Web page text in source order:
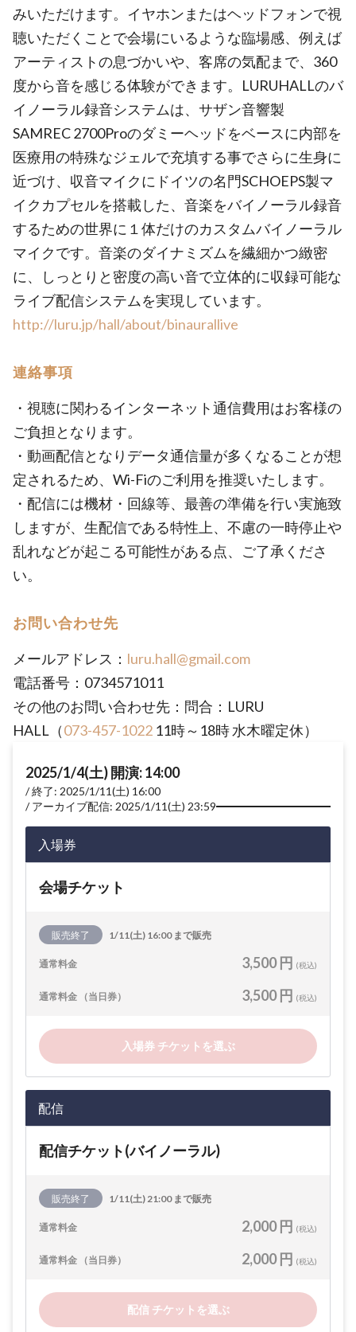
みいただけます。イヤホンまたはヘッドフォンで視
聴いただくことで会場にいるような臨場感、例えば
アーティストの息づかいや、客席の気配まで、360
度から音を感じる体験ができます。LURUHALLのバ
イノーラル録音システムは、サザン音響製
SAMREC 2700Proのダミーヘッドをベースに内部を
医療用の特殊なジェルで充填する事でさらに生身に
近づけ、収音マイクにドイツの名門SCHOEPS製マ
イクカプセルを搭載した、音楽をバイノーラル録音
するための世界に１体だけのカスタムバイノーラル
マイクです。音楽のダイナミズムを繊細かつ緻密
に、しっとりと密度の高い音で立体的に収録可能な
ライブ配信システムを実現しています。
http://luru.jp/hall/about/binaurallive
連絡事項
・視聴に関わるインターネット通信費用はお客様の
ご負担となります。
・動画配信となりデータ通信量が多くなることが想
定されるため、Wi-Fiのご利用を推奨いたします。
・配信には機材・回線等、最善の準備を行い実施致
しますが、生配信である特性上、不慮の一時停止や
乱れなどが起こる可能性がある点、ご了承くださ
い。
お問い合わせ先
メールアドレス： luru.hall@gmail.com
電話番号：0734571011
その他のお問い合わせ先：問合：LURU
HALL（073-457-1022 11時～18時 水木曜定休）
2025/1/4(土) 開演: 14:00
終了: 2025/1/11(土) 16:00
アーカイブ配信: 2025/1/11(土) 23:59
入場券
会場チケット
販売終了 1/11(土) 16:00 まで販売
通常料金 3,500 円 (税込)
通常料金 （当日券） 3,500 円 (税込)
入場券 チケットを選ぶ
配信
配信チケット(バイノーラル)
販売終了 1/11(土) 21:00 まで販売
通常料金 2,000 円 (税込)
通常料金 （当日券） 2,000 円 (税込)
配信 チケットを選ぶ